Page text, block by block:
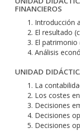
FINANCIEROS
Introducción
El resultado
El patrimonio
Análisis
UNIDAD
La
Los costes
Decisiones
Decisiones
Decisiones